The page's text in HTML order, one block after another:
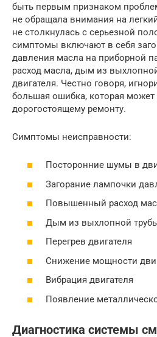
быть первым признаком
не обращала внимания на
не столкнулась с серьезной
симптомы включают в себя
давления масла на приборной
расход масла, дым из
двигателя. Честно говоря,
большая ошибка, которая может
дорогостоящему ремонту.
Симптомы неисправности:
Посторонние шумы в
Загорание лампочки
Повышенный расход
Дым из выхлопной
Перегрев двигателя
Снижение мощности
Вибрация двигателя
Появление
Диагностика системы